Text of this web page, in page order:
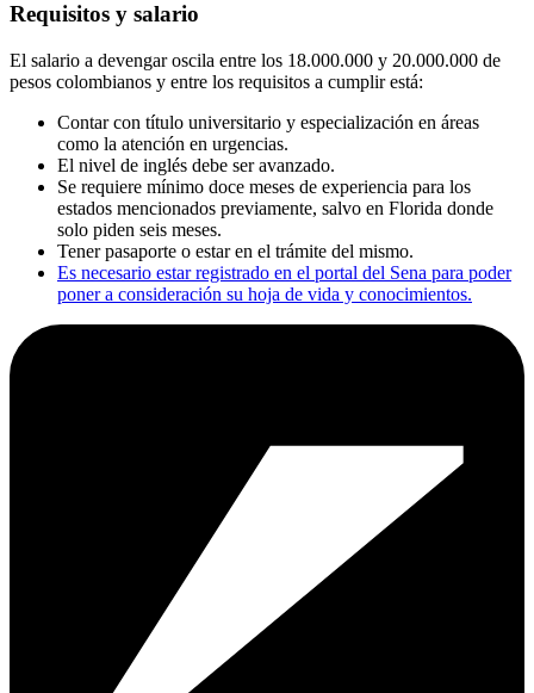
Requisitos y salario
El salario a devengar oscila entre los 18.000.000 y 20.000.000 de
pesos colombianos y entre los requisitos a cumplir está:
Contar con título universitario y especialización en áreas
como la atención en urgencias.
El nivel de inglés debe ser avanzado.
Se requiere mínimo doce meses de experiencia para los
estados mencionados previamente, salvo en Florida donde
solo piden seis meses.
Tener pasaporte o estar en el trámite del mismo.
Es necesario estar registrado en el portal del Sena para poder
poner a consideración su hoja de vida y conocimientos.